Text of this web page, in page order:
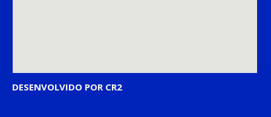
DESENVOLVIDO POR CR2